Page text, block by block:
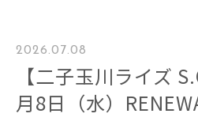
2026.07.08
【二子玉川ライズ
月8日（水）